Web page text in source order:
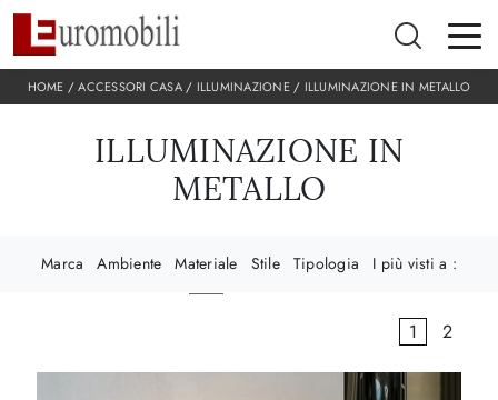
HOME /ACCESSORI CASA/ ILLUMINAZIONE/ ILLUMINAZIONE IN METALLO
ILLUMINAZIONE IN
METALLO
Marca Ambiente Materiale Stile Tipologia I più visti a :
1 2